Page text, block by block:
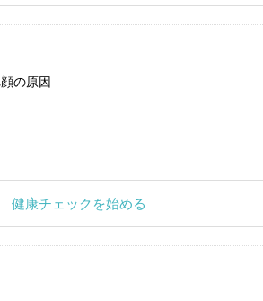
の原因
健康チェックを始める